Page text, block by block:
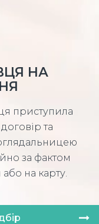
НА
приступила
та
за фактом
на карту.